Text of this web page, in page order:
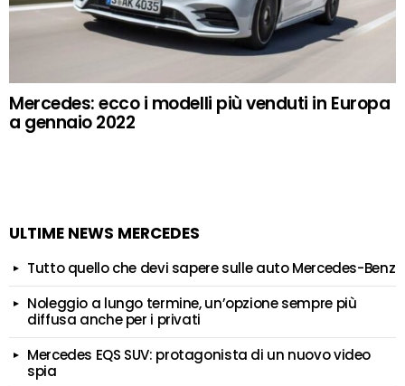
Mercedes: ecco i modelli più venduti in Europa
a gennaio 2022
ULTIME NEWS MERCEDES
Tutto quello che devi sapere sulle auto Mercedes-Benz
Noleggio a lungo termine, un’opzione sempre più
diffusa anche per i privati
Mercedes EQS SUV: protagonista di un nuovo video
spia